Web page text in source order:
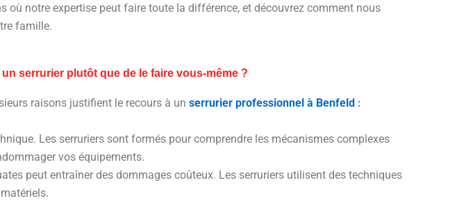
où notre expertise peut faire toute la différence, et découvrez comment nous
famille.
serrurier plutôt que de le faire vous-même ?
raisons justifient le recours à un serrurier professionnel à Benfeld :
Les serruriers sont formés pour comprendre les mécanismes complexes
vos équipements.
peut entraîner des dommages coûteux. Les serruriers utilisent des techniques